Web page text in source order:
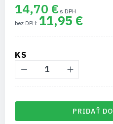
14,70 €
11,95 €
KS
PRIDAŤ